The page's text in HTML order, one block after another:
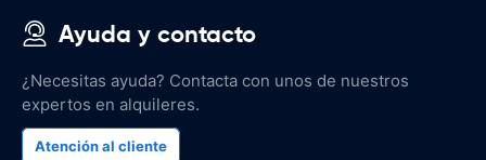
Ayuda y contacto
¿Necesitas ayuda? Contacta con unos de nuestros
expertos en alquileres.
Atención al cliente